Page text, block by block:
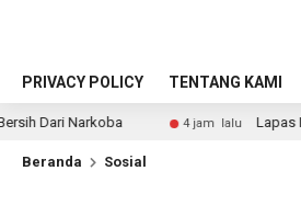
PRIVACY POLICY TENTANG KAMI
4 jam lalu Lapas Narkotika
Beranda Sosial